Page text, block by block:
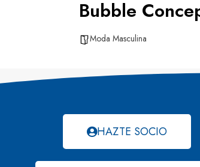
Bubble
Moda Masculina
HAZTE SOCIO